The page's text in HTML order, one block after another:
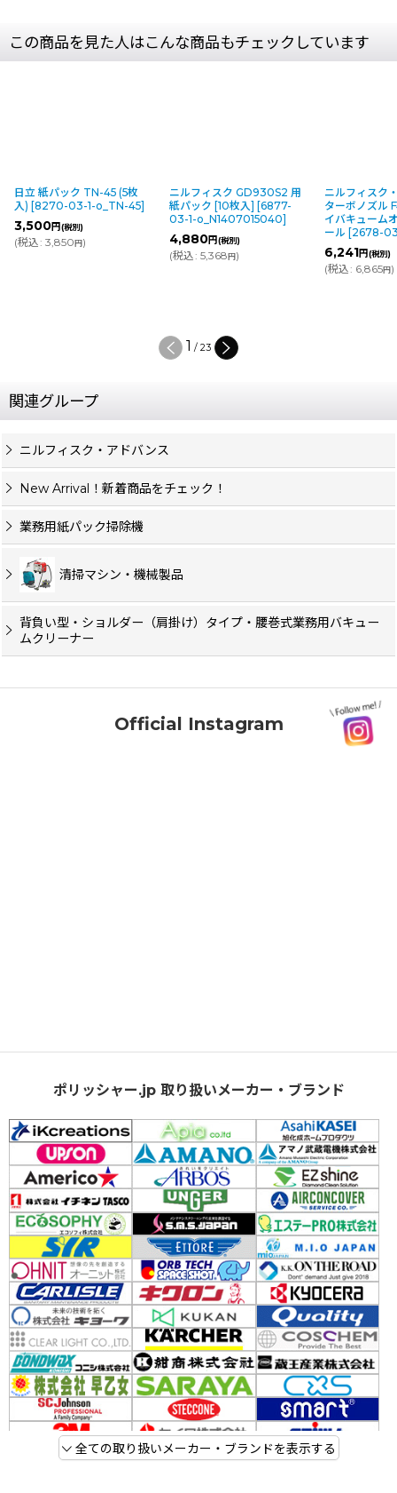
この商品を見た人はこんな商品もチェックしています
日立 紙パック TN-45 (5枚
入) [8270-03-1-o_TN-45]
3,500円(税別)
(税込: 3,850円)
ニルフィスク GD930S2 用
紙パック [10枚入] [6877-
03-1-o_N1407015040]
4,880円(税別)
(税込: 5,368円)
ニルフィスク
ターボノズル
イバキューム
ール [2678-
6,241円(税別)
(税込: 6,865円)
1 / 23
関連グループ
ニルフィスク・アドバンス
New Arrival！新着商品をチェック！
業務用紙パック掃除機
清掃マシン・機械製品
背負い型・ショルダー（肩掛け）タイプ・腰巻式業務用バキュー
ムクリーナー
Official Instagram
ポリッシャー.jp 取り扱いメーカー・ブランド
全ての取り扱いメーカー・ブランドを表示する